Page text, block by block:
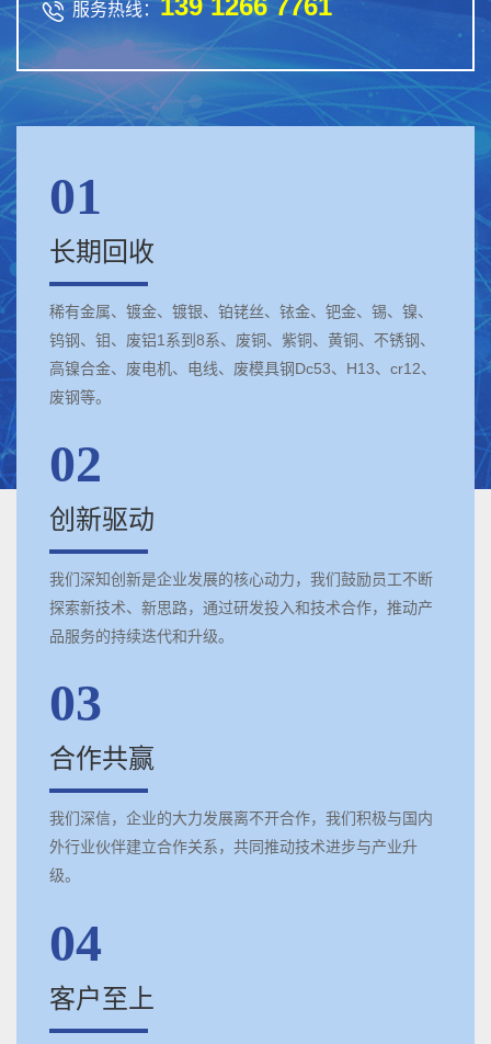
 服务热线：
01
长期回收
稀有金属、镀金、镀银、铂铑丝、铱金、钯金、锡、镍、
钨钢、钼、废铝1系到8系、废铜、紫铜、黄铜、不锈钢、
高镍合金、废电机、电线、废模具钢Dc53、H13、cr12、
废钢等。
02
创新驱动
我们深知创新是企业发展的核心动力，我们鼓励员工不断
探索新技术、新思路，通过研发投入和技术合作，推动产
品服务的持续迭代和升级。
03
合作共赢
我们深信，企业的大力发展离不开合作，我们积极与国内
外行业伙伴建立合作关系，共同推动技术进步与产业升
级。
04
客户至上